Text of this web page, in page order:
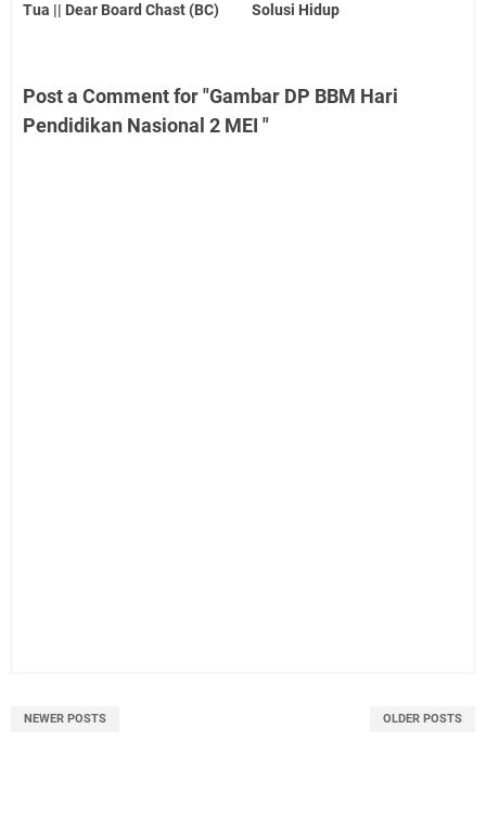
Tua || Dear Board Chast (BC)
Solusi Hidup
Post a Comment for "Gambar DP BBM Hari
Pendidikan Nasional 2 MEI "
NEWER POSTS OLDER POSTS